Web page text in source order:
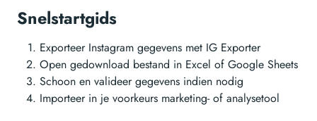
Snelstartgids
Exporteer Instagram gegevens met IG Exporter
Open gedownload bestand in Excel of Google Sheets
Schoon en valideer gegevens indien nodig
Importeer in je voorkeurs marketing- of analysetool